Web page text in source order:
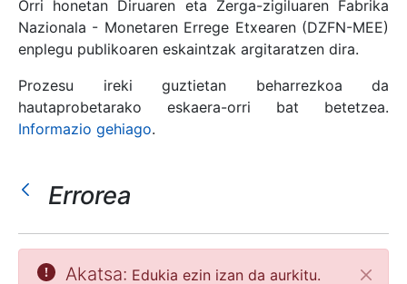
Erakutsi/Ezkutatu
Orri honetan Diruaren eta Zerga-zigiluaren Fabrika
Nazionala - Monetaren Errege Etxearen (DZFN-MEE)
enplegu publikoaren eskaintzak argitaratzen dira.
Prozesu ireki guztietan beharrezkoa da
hautaprobetarako eskaera-orri bat betetzea.
Informazio gehiago.
Errorea
Itxi
Akatsa: Edukia ezin izan da aurkitu.